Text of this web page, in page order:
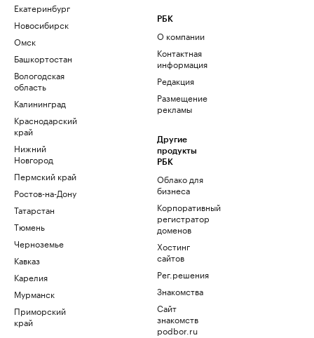
Екатеринбург
Новосибирск
Омск
Башкортостан
Вологодская
область
Калининград
Краснодарский
край
Нижний
Новгород
Пермский край
Ростов-на-Дону
Татарстан
Тюмень
Черноземье
Кавказ
Карелия
Мурманск
Приморский
край
РБК
О компании
Контактная
информация
Редакция
Размещение
рекламы
Другие
продукты
РБК
Облако для
бизнеса
Корпоративный
регистратор
доменов
Хостинг
сайтов
Рег.решения
Знакомства
Сайт
знакомств
podbor.ru